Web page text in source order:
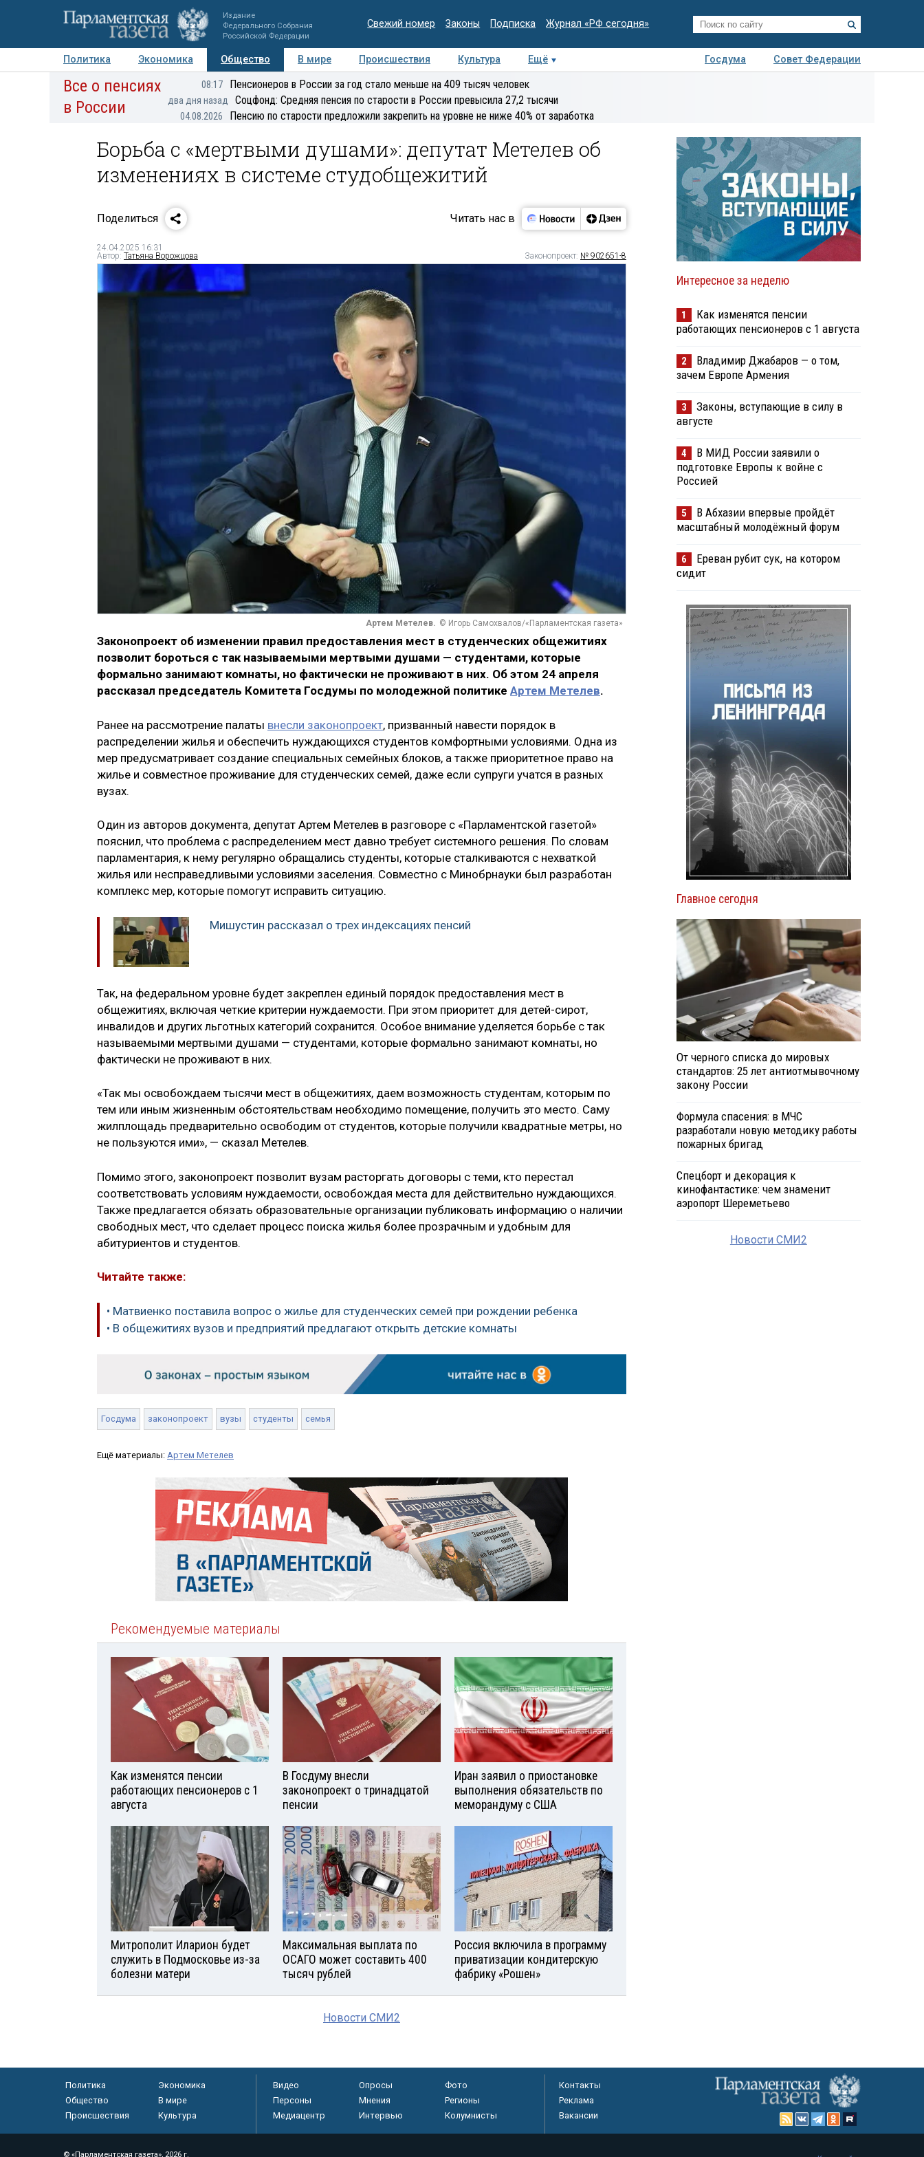
Издание
Федерального Собрания
Российской Федерации
Свежий номер Законы Подписка Журнал «РФ сегодня»
Политика Экономика Общество В мире Происшествия Культура Ещё Госдума
Совет Федерации
Авторы Персоны Мнения Регионы Медиацентр Интервью Колумнисты
Все о пенсиях
в России
08:17 Пенсионеров в России за год стало меньше на 409 тысяч человек
два дня назад Соцфонд: Средняя пенсия по старости в России превысила 27,2 тысячи
04.08.2026 Пенсию по старости предложили закрепить на уровне не ниже 40% от заработка
Борьба с «мертвыми душами»: депутат Метелев об
изменениях в системе студобщежитий
Поделиться Читать нас в
24.04.2025 16:31
Автор: Татьяна Ворожцова Законопроект: № 902651-8
Артем Метелев. © Игорь Самохвалов/«Парламентская газета»
Законопроект об изменении правил предоставления мест в студенческих общежитиях
позволит бороться с так называемыми мертвыми душами — студентами, которые
формально занимают комнаты, но фактически не проживают в них. Об этом 24 апреля
рассказал председатель Комитета Госдумы по молодежной политике Артем Метелев.
Ранее на рассмотрение палаты внесли законопроект, призванный навести порядок в
распределении жилья и обеспечить нуждающихся студентов комфортными условиями. Одна из
мер предусматривает создание специальных семейных блоков, а также приоритетное право на
жилье и совместное проживание для студенческих семей, даже если супруги учатся в разных
вузах.
Один из авторов документа, депутат Артем Метелев в разговоре с «Парламентской газетой»
пояснил, что проблема с распределением мест давно требует системного решения. По словам
парламентария, к нему регулярно обращались студенты, которые сталкиваются с нехваткой
жилья или несправедливыми условиями заселения. Совместно с Минобрнауки был разработан
комплекс мер, которые помогут исправить ситуацию.
Мишустин рассказал о трех индексациях пенсий
Так, на федеральном уровне будет закреплен единый порядок предоставления мест в
общежитиях, включая четкие критерии нуждаемости. При этом приоритет для детей-сирот,
инвалидов и других льготных категорий сохранится. Особое внимание уделяется борьбе с так
называемыми мертвыми душами — студентами, которые формально занимают комнаты, но
фактически не проживают в них.
«Так мы освобождаем тысячи мест в общежитиях, даем возможность студентам, которым по
тем или иным жизненным обстоятельствам необходимо помещение, получить это место. Саму
жилплощадь предварительно освободим от студентов, которые получили квадратные метры, но
не пользуются ими», — сказал Метелев.
Помимо этого, законопроект позволит вузам расторгать договоры с теми, кто перестал
соответствовать условиям нуждаемости, освобождая места для действительно нуждающихся.
Также предлагается обязать образовательные организации публиковать информацию о наличии
свободных мест, что сделает процесс поиска жилья более прозрачным и удобным для
абитуриентов и студентов.
Читайте также:
• Матвиенко поставила вопрос о жилье для студенческих семей при рождении ребенка
• В общежитиях вузов и предприятий предлагают открыть детские комнаты
Госдума законопроект вузы студенты семья
Ещё материалы: Артем Метелев
Рекомендуемые материалы
Как изменятся пенсии
работающих пенсионеров с 1
августа
В Госдуму внесли
законопроект о тринадцатой
пенсии
Иран заявил о приостановке
выполнения обязательств по
меморандуму с США
Митрополит Иларион будет
служить в Подмосковье из-за
болезни матери
Максимальная выплата по
ОСАГО может составить 400
тысяч рублей
Россия включила в программу
приватизации кондитерскую
фабрику «Рошен»
Новости СМИ2
Интересное за неделю
1
Как изменятся пенсии
работающих пенсионеров с 1 августа
2
Владимир Джабаров — о том,
зачем Европе Армения
3
Законы, вступающие в силу в
августе
4
В МИД России заявили о
подготовке Европы к войне с
Россией
5
В Абхазии впервые пройдёт
масштабный молодёжный форум
6
Ереван рубит сук, на котором
сидит
Главное сегодня
От черного списка до мировых
стандартов: 25 лет антиотмывочному
закону России
Формула спасения: в МЧС
разработали новую методику работы
пожарных бригад
Спецборт и декорация к
кинофантастике: чем знаменит
аэропорт Шереметьево
Новости СМИ2
Политика
Экономика
Общество
В мире
Происшествия
Культура
Видео Опросы
Фото
Персоны
Мнения
Регионы
Медиацентр
Интервью Колумнисты
Контакты
Реклама
Вакансии
© «Парламентская газета», 2026 г.